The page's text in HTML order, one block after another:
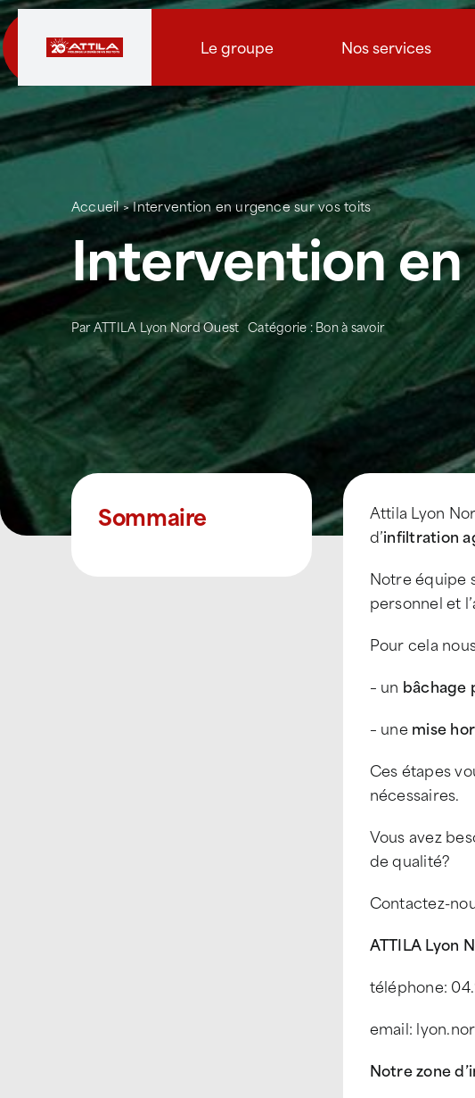
Passer
au
contenu
Le groupe Nos services
Accueil>Intervention en urgence sur vos toits
Intervention
ParATTILA Lyon Nord Ouest Catégorie :Bon à savoir
Sommaire Attila Lyon
d’infiltration
Notre équipe
personnel et
Pour cela
– un bâchage
– une mise
Ces étapes
nécessaires.
Vous avez
de qualité?
Contactez-
ATTILA Lyon
téléphone:
email:
Notre zone